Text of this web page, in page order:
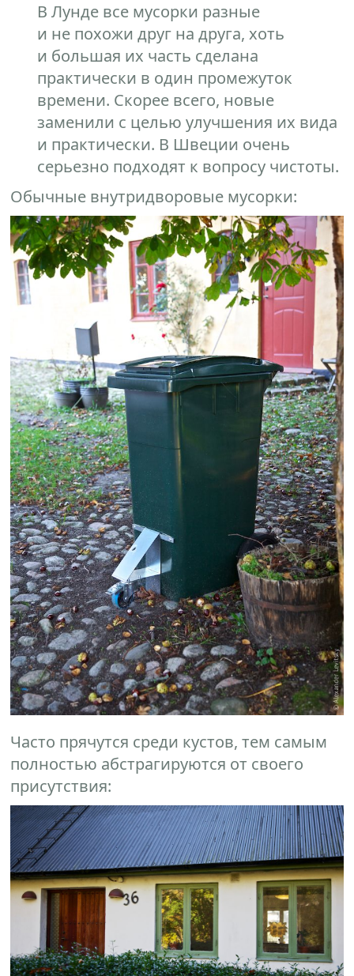
В Лунде все мусорки разные
и не похожи друг на друга, хоть
и большая их часть сделана
практически в один промежуток
времени. Скорее всего, новые
заменили с целью улучшения их вида
и практически. В Швеции очень
серьезно подходят к вопросу чистоты.
Обычные внутридворовые мусорки:
Часто прячутся среди кустов, тем самым
полностью абстрагируются от своего
присутствия: